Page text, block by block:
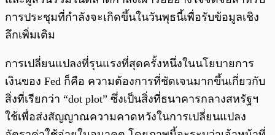
การประชุมที่กำลังจะเกิดขึ้นในวันพุธนี้เพื่อรับข้อมูลเชิง
ลึกเพิ่มเติม
การเปลี่ยนแปลงที่รุนแรงที่สุดครั้งหนึ่งในนโยบายการ
เงินของ Fed ก็คือ ความต้องการที่ชัดเจนมากขึ้นเกี่ยวกับ
สิ่งที่เรียกว่า “dot plot” ซึ่งเป็นสิ่งที่ธนาคารกลางสหรัฐฯ
ใช้เพื่อส่งสัญญาณความคาดหวังในการเปลี่ยนแปลง